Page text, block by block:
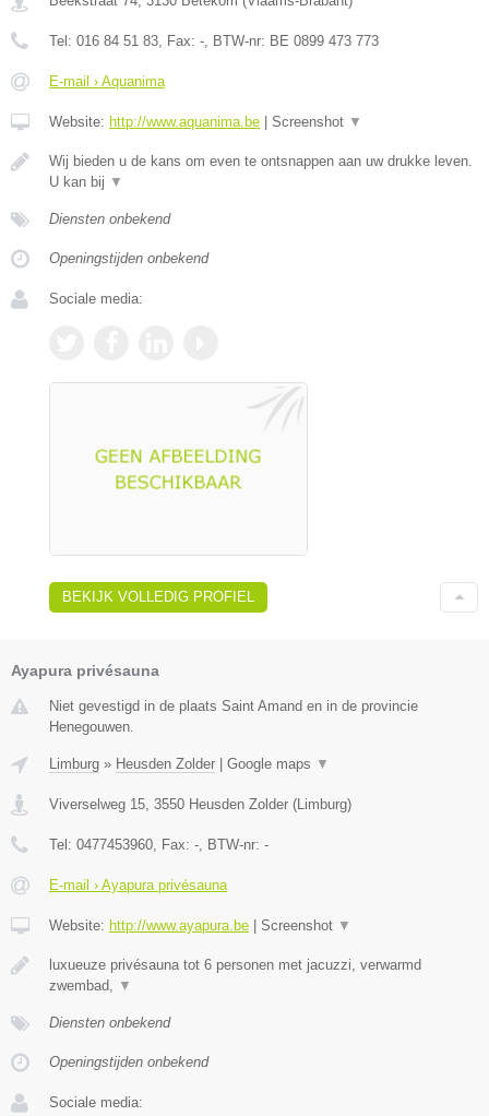
Tel: 016 84 51 83, Fax: -, BTW-nr: BE 0899 473 773
E-mail › Aquanima
Website: http://www.aquanima.be Screenshot ▼
Wij bieden u de kans om even te ontsnappen aan uw drukke leven.
U kan bij ▼
Diensten onbekend
Openingstijden onbekend
Sociale media:
BEKIJK VOLLEDIG PROFIEL
Ayapura privésauna
Niet gevestigd in de plaats Saint Amand en in de provincie
Henegouwen.
Limburg » Heusden Zolder Google maps ▼
Viverselweg 15, 3550 Heusden Zolder (Limburg)
Tel: 0477453960, Fax: -, BTW-nr: -
E-mail › Ayapura privésauna
Website: http://www.ayapura.be Screenshot ▼
luxueuze privésauna tot 6 personen met jacuzzi, verwarmd
zwembad, ▼
Diensten onbekend
Openingstijden onbekend
Sociale media: